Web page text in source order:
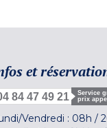
et
84 47 49 21
Service
prix appel
Vendredi : 08h /